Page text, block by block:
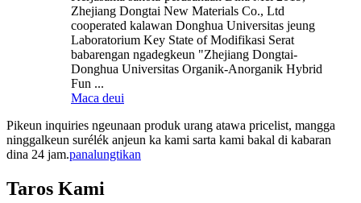
Zhejiang Dongtai New Materials Co., Ltd
cooperated kalawan Donghua Universitas jeung
Laboratorium Key State of Modifikasi Serat
babarengan ngadegkeun "Zhejiang Dongtai-
Donghua Universitas Organik-Anorganik Hybrid
Fun ...
Maca deui
Pikeun inquiries ngeunaan produk urang atawa pricelist, mangga
ninggalkeun surélék anjeun ka kami sarta kami bakal di kabaran
dina 24 jam.panalungtikan
Taros Kami